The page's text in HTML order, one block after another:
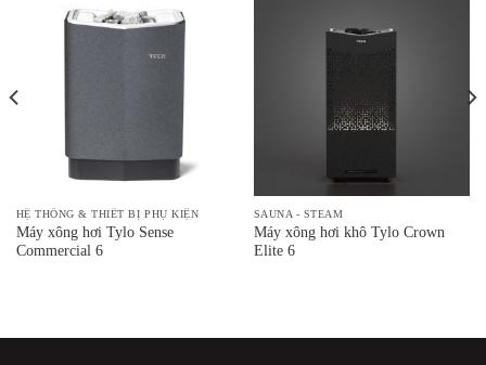
HỆ THỐNG & THIẾT BỊ PHỤ KIỆN
Máy xông hơi Tylo Sense
Commercial 6
SAUNA - STEAM
Máy xông hơi khô Tylo Crown
Elite 6